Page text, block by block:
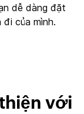
dễ dàng đặt
của mình.
với